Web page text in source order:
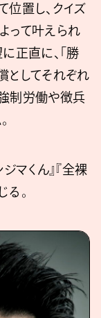
置し、クイズ
って叶えられ
正直に、「勝
としてそれぞれ
制労働や徴兵
マくん』『全裸
。